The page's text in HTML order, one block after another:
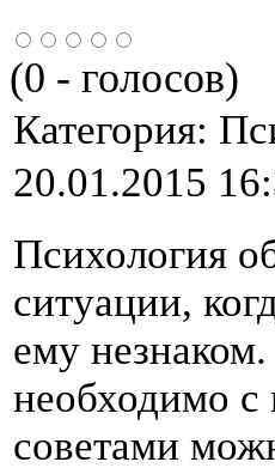
(0 - голосов)
Категория:
20.01.2015
Психология
ситуации,
ему
необходимо с
советами